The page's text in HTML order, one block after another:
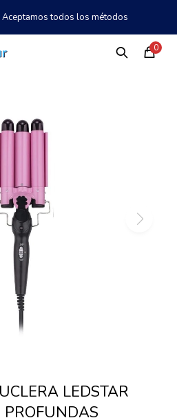
Aceptamos todos los métodos
0
LEDSTAR
MI CUENTA
097 997 042